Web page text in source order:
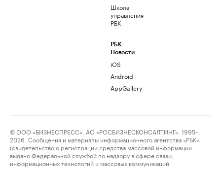
Школа
управления
РБК
РБК
Новости
iOS
Android
AppGallery
© ООО «БИЗНЕСПРЕСС», АО «РОСБИЗНЕСКОНСАЛТИНГ», 1995–
2026. Сообщения и материалы информационного агентства «РБК»
(свидетельство о регистрации средства массовой информации
выдано Федеральной службой по надзору в сфере связи,
информационных технологий и массовых коммуникаций